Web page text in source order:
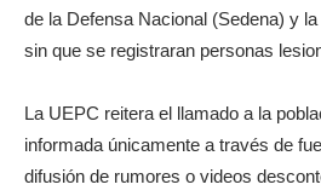
de la Defensa Nacional (Sedena) y
sin que se registraran personas
La UEPC reitera el llamado a la
informada únicamente a través de
difusión de rumores o videos